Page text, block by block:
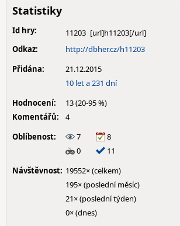
Statistiky
Id hry:
11203
Odkaz:
http://dbher.cz/h11203
Přidána:
21.12.2015
10 let a 231 dní
Hodnocení:
13 (20-95 %)
Komentářů:
4
Oblíbenost:
7
8
0
11
Návštěvnost: 19552× (celkem)
195× (poslední měsíc)
21× (poslední týden)
0× (dnes)